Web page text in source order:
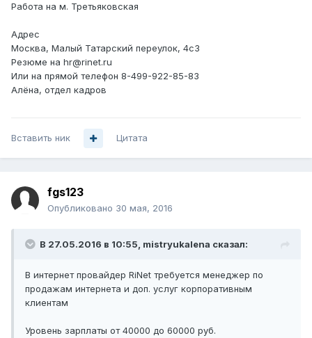
Работа на м. Третьяковская
Адрес
Москва, Малый Татарский переулок, 4с3
Резюме на hr@rinet.ru
Или на прямой телефон 8-499-922-85-83
Алёна, отдел кадров
Вставить ник Цитата
fgs123
Опубликовано 30 мая, 2016
В 27.05.2016 в 10:55, mistryukalena сказал:
В интернет провайдер RiNet требуется менеджер по
продажам интернета и доп. услуг корпоративным
клиентам
Уровень зарплаты от 40000 до 60000 руб.